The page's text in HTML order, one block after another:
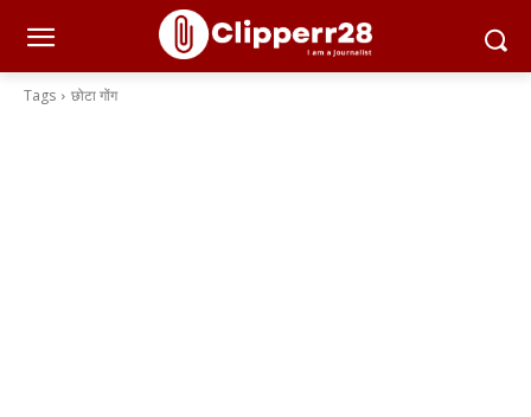
Tags छोटा गोंग